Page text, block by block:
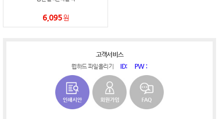
6,095원
고객서비스
웹하드 파일올리기 ID: PW :